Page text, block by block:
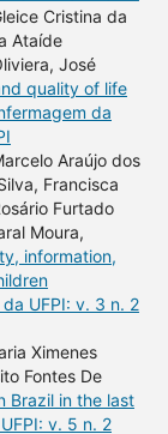
Cristina da
Ataíde
José
quality of life
da
Araújo dos
Francisca
Furtado
Moura,
information,
UFPI: v. 3 n. 2
Ximenes
Fontes De
Brazil in the last
v. 5 n. 2